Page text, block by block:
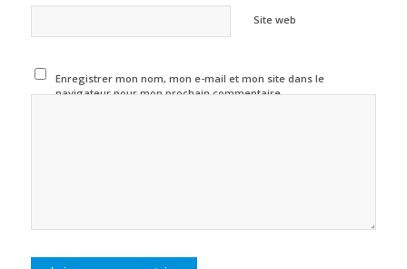
Site web
Enregistrer mon nom, mon e-mail et mon site dans le
navigateur pour mon prochain commentaire.